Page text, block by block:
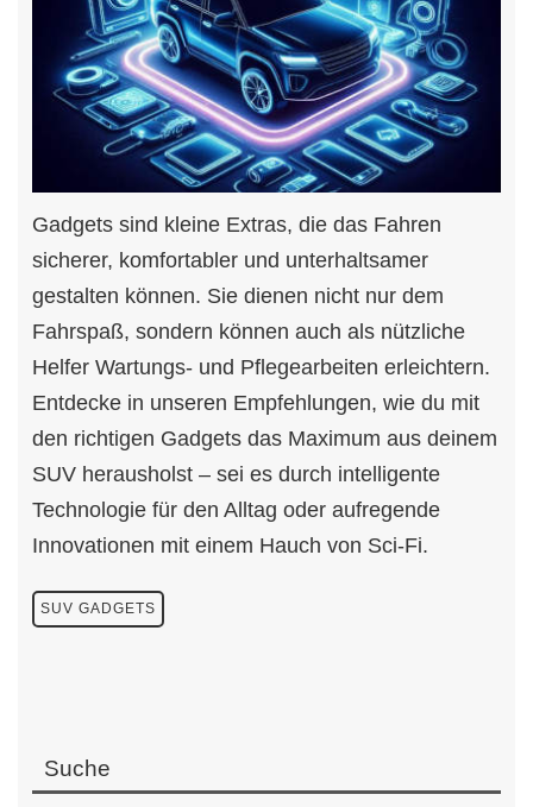
Gadgets sind kleine Extras, die das Fahren
sicherer, komfortabler und unterhaltsamer
gestalten können. Sie dienen nicht nur dem
Fahrspaß, sondern können auch als nützliche
Helfer Wartungs- und Pflegearbeiten erleichtern.
Entdecke in unseren Empfehlungen, wie du mit
den richtigen Gadgets das Maximum aus deinem
SUV herausholst – sei es durch intelligente
Technologie für den Alltag oder aufregende
Innovationen mit einem Hauch von Sci-Fi.
SUV GADGETS
Suche